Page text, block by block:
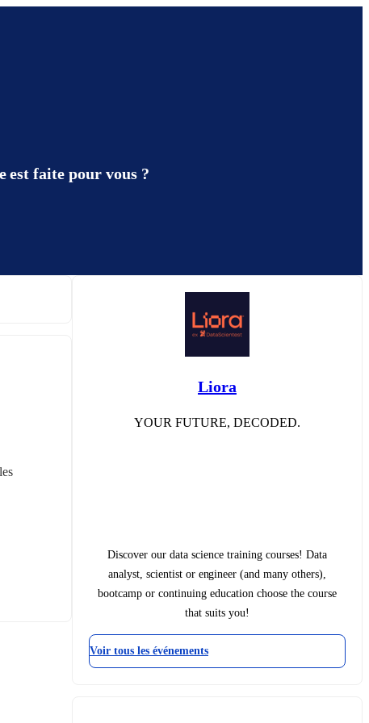
est faite pour vous ?
Liora
YOUR FUTURE, DECODED.
Discover our data science training courses! Data
analyst, scientist or engineer (and many others),
bootcamp or continuing education choose the course
that suits you!
Voir tous les événements